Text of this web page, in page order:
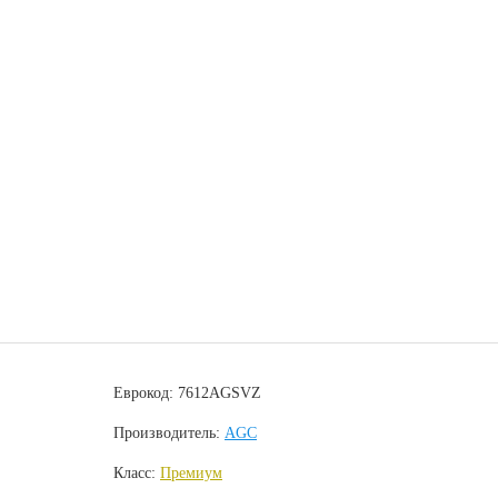
Еврокод: 7612AGSVZ
Производитель: AGC
Класс: Премиум